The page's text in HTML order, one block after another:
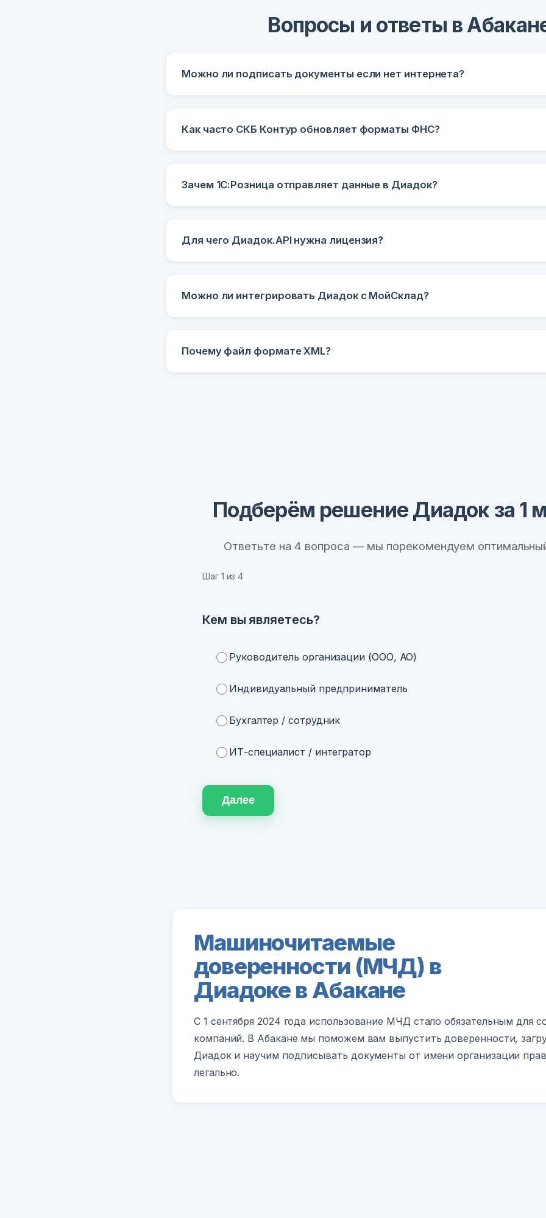
Вопросы и ответы в
Можно ли подписать документы если нет интернета?
Как часто СКБ Контур обновляет форматы ФНС?
Зачем 1С:Розница отправляет данные в Диадок?
Для чего Диадок.API нужна лицензия?
Можно ли интегрировать Диадок с МойСклад?
Почему файл формате XML?
Подберём решение Диадок за 1
Ответьте на 4 вопроса — мы порекомендуем
Шаг 1 из 4
Кем вы являетесь?
Руководитель организации (ООО, АО)
Индивидуальный предприниматель
Бухгалтер / сотрудник
ИТ-специалист / интегратор
Далее
Машиночитаемые
доверенности (МЧД) в
Диадоке в Абакане
С 1 сентября 2024 года использование МЧД стало обязательным для
компаний. В Абакане мы поможем вам выпустить доверенности,
Диадок и научим подписывать документы от имени организации
легально.